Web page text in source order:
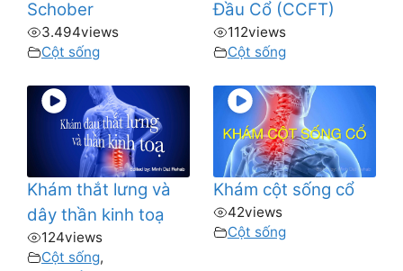
Schober
3.494views
Cột sống
Đầu Cổ (CCFT)
112views
Cột sống
Khám thắt lưng và
dây thần kinh toạ
124views
Cột sống,
Khám cột sống cổ
42views
Cột sống